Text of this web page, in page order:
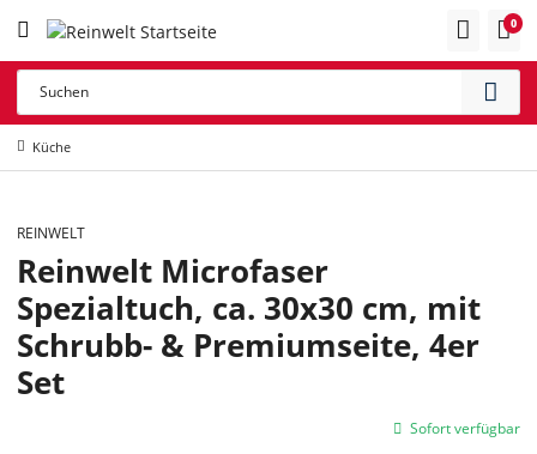
0
Küche
Reinwelt Microfaser
Spezialtuch, ca. 30x30 cm, mit
Schrubb- & Premiumseite, 4er
Set
REINWELT
Sofort verfügbar